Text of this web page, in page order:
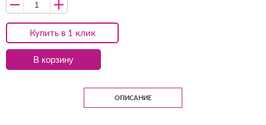
Купить в 1 клик
В корзину
ОПИСАНИЕ